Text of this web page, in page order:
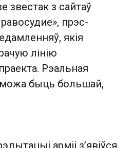
звестак з сайтаў
прэс-
якія
лінію
Рэальная
можа быць большай,
арміі з’явіўся